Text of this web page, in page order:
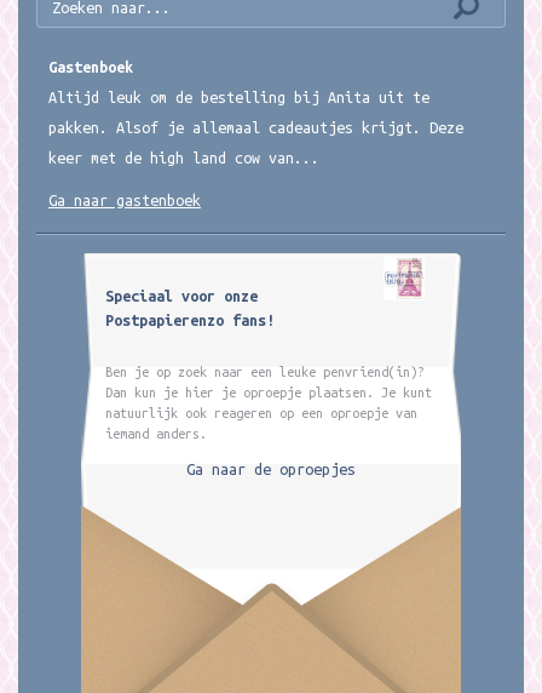
Gastenboek
Altijd leuk om de bestelling bij Anita uit te
pakken. Alsof je allemaal cadeautjes krijgt. Deze
keer met de high land cow van...
Ga naar gastenboek
Speciaal voor onze
Postpapierenzo fans!
Ben je op zoek naar een leuke penvriend(in)?
Dan kun je hier je oproepje plaatsen. Je kunt
natuurlijk ook reageren op een oproepje van
iemand anders.
Ga naar de oproepjes